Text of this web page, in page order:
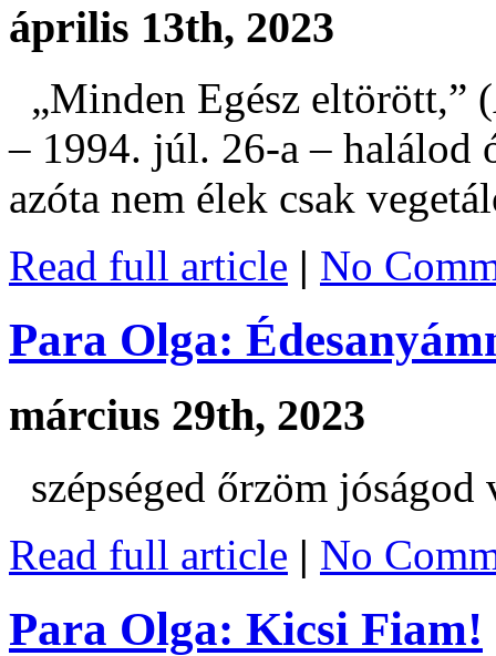
április 13th, 2023
„Minden Egész
– 1994. júl. 26-a – halálod
azóta nem élek csak
Read full article | No
Para Olga:
március 29th, 2023
szépséged őrzöm
Read full article | No
Para Olga: Kicsi Fiam!